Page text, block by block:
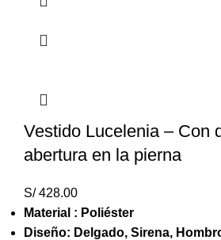
Vestido Lucelenia – Con
abertura en la pierna
S/428.00
Material : Poliéster
Diseño: Delgado, Sirena,